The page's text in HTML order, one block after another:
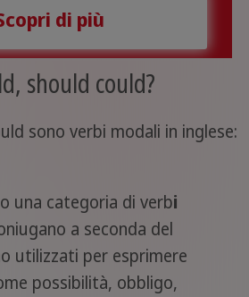
di più
should could?
sono verbi modali in inglese:
una categoria di verbi
a seconda del
utilizzati per esprimere
possibilità, obbligo,